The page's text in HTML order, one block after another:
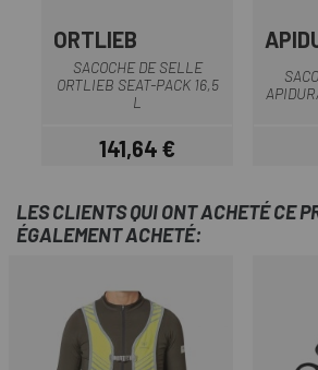
ORTLIEB
SACOCHE DE SELLE
ORTLIEB SEAT-PACK 16,5
L
Prix
141,64 €
LES CLIENTS QUI ONT ACHETÉ CE
ÉGALEMENT ACHETÉ: